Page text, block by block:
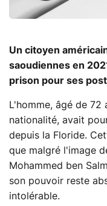
Un citoyen
saoudiennes en
prison pour ses
L'homme, âgé de 72
nationalité, avait
depuis la Floride.
que malgré l'image
Mohammed ben
son pouvoir reste
intolérable.